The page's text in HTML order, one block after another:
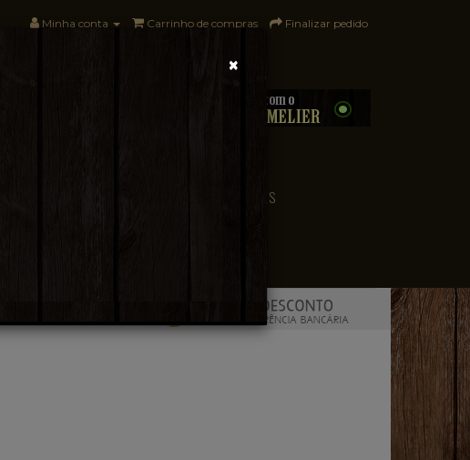
Minha conta Carrinho de compras Finalizar pedido
PAÍSES
×